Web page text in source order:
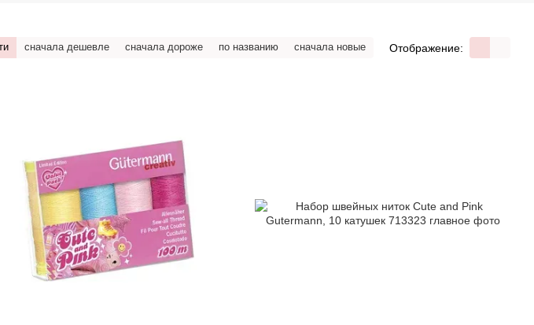
сначала дешевле сначала дороже по названию сначала новые Отображение: